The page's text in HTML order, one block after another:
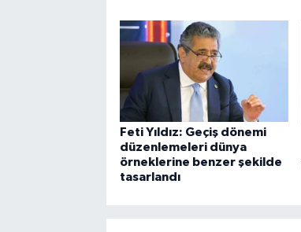
Feti Yıldız: Geçiş dönemi
düzenlemeleri dünya
örneklerine benzer şekilde
tasarlandı